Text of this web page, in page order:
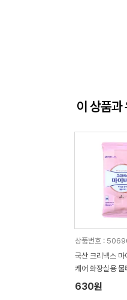
이 상품과
상품번호 :
국산 크리넥스 마
케어 화장실용
매
630원